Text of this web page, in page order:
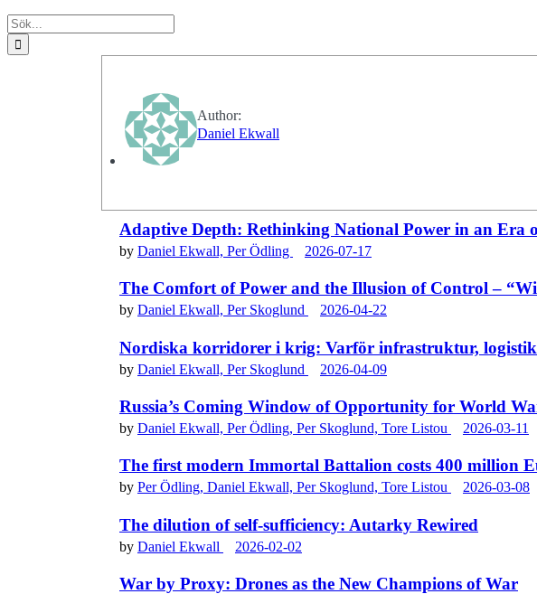
Sök
efter:
Author:
Daniel Ekwall
Adaptive Depth: Rethinking National Power in an Era
by Daniel Ekwall, Per Ödling 2026-07-17
The Comfort of Power and the Illusion of Control –
by Daniel Ekwall, Per Skoglund 2026-04-22
Nordiska korridorer i krig: Varför infrastruktur,
by Daniel Ekwall, Per Skoglund 2026-04-09
Russia’s Coming Window of Opportunity for World
by Daniel Ekwall, Per Ödling, Per Skoglund, Tore Listou 2026-03-11
The first modern Immortal Battalion costs 400 million
by Per Ödling, Daniel Ekwall, Per Skoglund, Tore Listou 2026-03-08
The dilution of self-sufficiency: Autarky Rewired
by Daniel Ekwall 2026-02-02
War by Proxy: Drones as the New Champions of War